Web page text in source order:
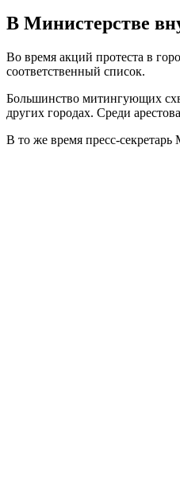
В Министерстве
Во время акций протеста в
соответственный список.
Большинство митингующих
других городах. Среди
В то же время пресс-